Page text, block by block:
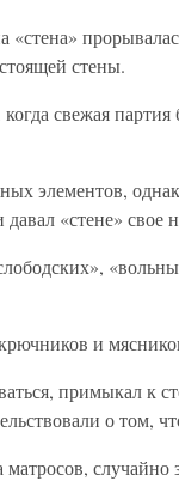
«стена»
стены.
свежая
элементов,
«стене» свое
и
примыкал к
о том,